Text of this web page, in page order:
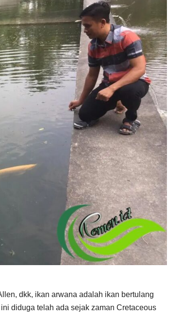
dkk, ikan arwana adalah ikan bertulang
diduga telah ada sejak zaman Cretaceous